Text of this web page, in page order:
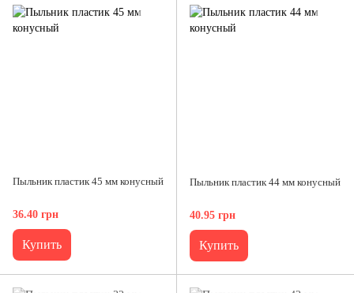
Пыльник пластик 45 мм конусный
36.40 грн
Купить
Пыльник пластик 44 мм конусный
40.95 грн
Купить